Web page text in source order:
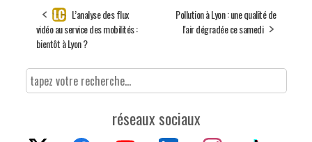
L’analyse des flux
vidéo au service des mobilités :
bientôt à Lyon ?
Pollution à Lyon : une qualité de
l'air dégradée ce samedi
réseaux sociaux